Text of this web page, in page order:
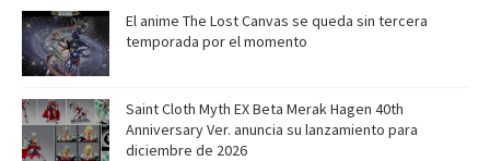
El anime The Lost Canvas se queda sin tercera
temporada por el momento
Saint Cloth Myth EX Beta Merak Hagen 40th
Anniversary Ver. anuncia su lanzamiento para
diciembre de 2026